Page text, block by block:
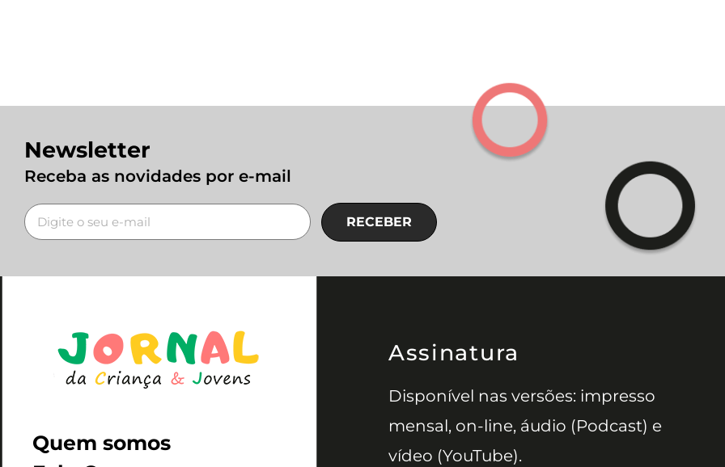
Newsletter
Receba as novidades por e-mail
RECEBER
Quem somos
Assinatura
Disponível nas versões: impresso
mensal, on-line, áudio (Podcast) e
vídeo (YouTube).